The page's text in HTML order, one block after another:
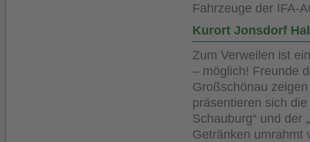
Fahrzeuge der IFA-
Kurort Jonsdorf
Zum Verweilen ist
– möglich! Freunde
Großschönau
präsentieren sich
Schauburg“ und der
Getränken umrahmt